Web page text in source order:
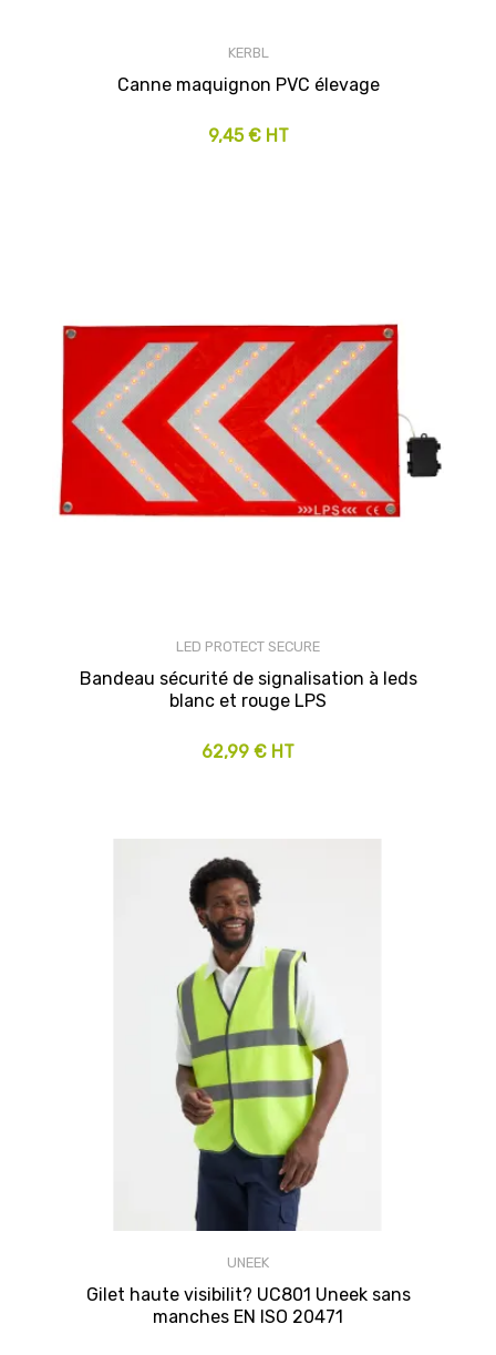
KERBL
Canne maquignon PVC élevage
9,45 € HT
LED PROTECT SECURE
Bandeau sécurité de signalisation à leds
blanc et rouge LPS
62,99 € HT
UNEEK
Gilet haute visibilit? UC801 Uneek sans
manches EN ISO 20471